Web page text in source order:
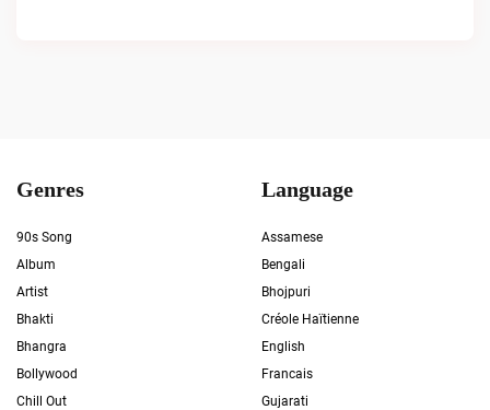
Genres
90s Song
Album
Artist
Bhakti
Bhangra
Bollywood
Chill Out
Language
Assamese
Bengali
Bhojpuri
Créole Haïtienne
English
Francais
Gujarati